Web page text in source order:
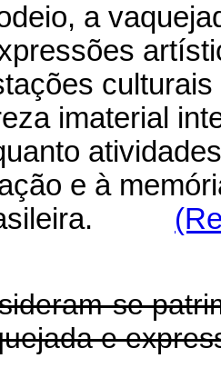
a
imaterial
e à
se
e